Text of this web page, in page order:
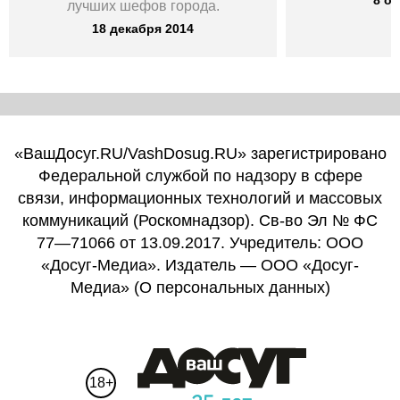
лучших шефов города.
18 декабря 2014
«ВашДосуг.RU/VashDosug.RU» зарегистрировано
Федеральной службой по надзору в сфере
связи, информационных технологий и массовых
коммуникаций (Роскомнадзор). Св-во Эл № ФС
77—71066 от 13.09.2017. Учредитель: ООО
«Досуг-Медиа». Издатель — ООО «Досуг-
Медиа» (О персональных данных)
18+